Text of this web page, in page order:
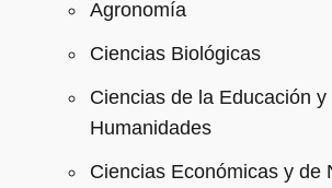
Agronomía
Ciencias Biológicas
Ciencias de la Educación y
Humanidades
Ciencias Económicas y de